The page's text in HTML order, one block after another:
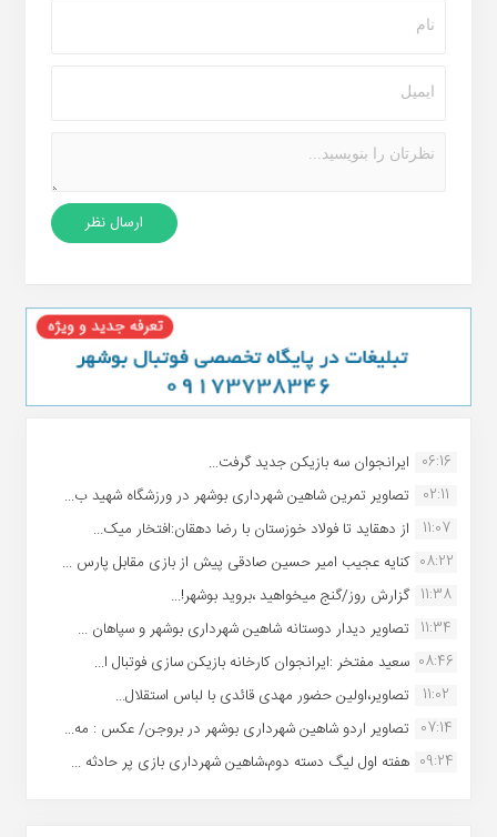
06:16 ایرانجوان سه بازیکن جدید گرفت...
02:11
تصاویر تمرین شاهین شهردارى بوشهر در ورزشگاه شهید ب...
11:07
از دهقاید تا فولاد خوزستان با رضا دهقان:افتخار میک...
08:22 کنایه عجیب امیر حسین صادقی پیش از بازی مقابل پارس ...
11:38 گزارش روز/گنج میخواهید ،بروید بوشهر!...
11:34 تصاویر دیدار دوستانه شاهین شهردارى بوشهر و سپاهان ...
08:46 سعید مفتخر :ایرانجوان کارخانه بازیکن سازی فوتبال ا...
11:02
تصاویر،اولین حضور مهدی قائدی با لباس استقلال...
07:14 تصاویر اردو شاهین شهرداری بوشهر در بروجن/ عکس : مه...
09:24 هفته اول لیگ دسته دوم،شاهین شهرداری بازی پر حادثه ...